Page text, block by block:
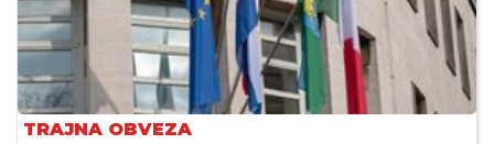
TRAJNA OBVEZA